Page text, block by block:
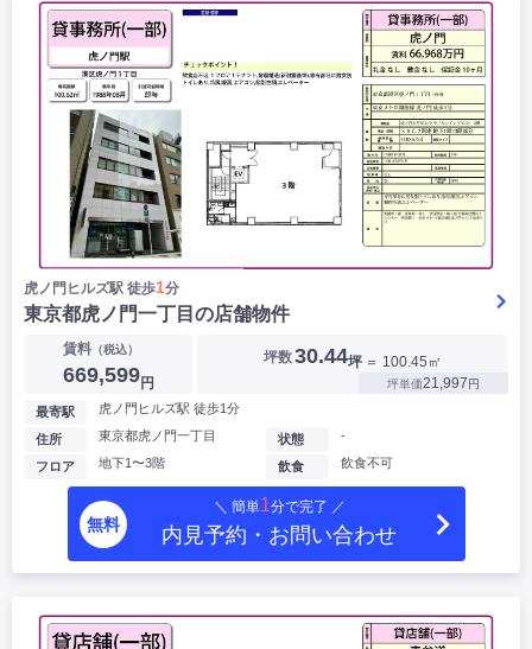
虎ノ門ヒルズ駅 徒歩1分
東京都虎ノ門一丁目の店舗物件
賃料（税込）
669,599円
坪数30.44坪 ＝ 100.45㎡
坪単価21,997円
最寄駅 虎ノ門ヒルズ駅 徒歩1分
住所 東京都虎ノ門一丁目
フロア 地下1〜3階
状態 -
飲食 飲食不可
無料
＼ 簡単1分で完了 ／
内見予約・お問い合わせ